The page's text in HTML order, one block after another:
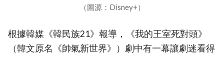
（圖源：Disney+）
根據韓媒《韓民族21》報導，《我的王室死對頭》
（韓文原名《帥氣新世界》）劇中有一幕讓劇迷看得